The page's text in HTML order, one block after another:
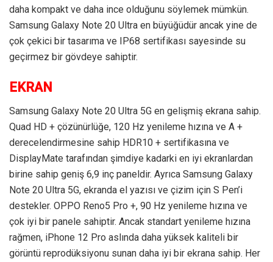
daha kompakt ve daha ince olduğunu söylemek mümkün.
Samsung Galaxy Note 20 Ultra en büyüğüdür ancak yine de
çok çekici bir tasarıma ve IP68 sertifikası sayesinde su
geçirmez bir gövdeye sahiptir.
EKRAN
Samsung Galaxy Note 20 Ultra 5G en gelişmiş ekrana sahip.
Quad HD + çözünürlüğe, 120 Hz yenileme hızına ve A +
derecelendirmesine sahip HDR10 + sertifikasına ve
DisplayMate tarafından şimdiye kadarki en iyi ekranlardan
birine sahip geniş 6,9 inç paneldir. Ayrıca Samsung Galaxy
Note 20 Ultra 5G, ekranda el yazısı ve çizim için S Pen’i
destekler. OPPO Reno5 Pro +, 90 Hz yenileme hızına ve
çok iyi bir panele sahiptir. Ancak standart yenileme hızına
rağmen, iPhone 12 Pro aslında daha yüksek kaliteli bir
görüntü reprodüksiyonu sunan daha iyi bir ekrana sahip. Her